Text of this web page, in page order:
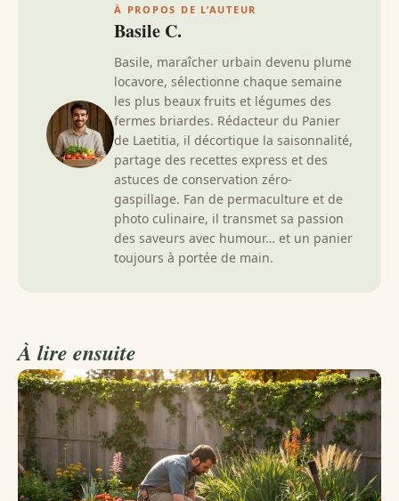
À PROPOS DE L’AUTEUR
Basile C.
Basile, maraîcher urbain devenu plume
locavore, sélectionne chaque semaine
les plus beaux fruits et légumes des
fermes briardes. Rédacteur du Panier
de Laetitia, il décortique la saisonnalité,
partage des recettes express et des
astuces de conservation zéro-
gaspillage. Fan de permaculture et de
photo culinaire, il transmet sa passion
des saveurs avec humour… et un panier
toujours à portée de main.
À lire ensuite